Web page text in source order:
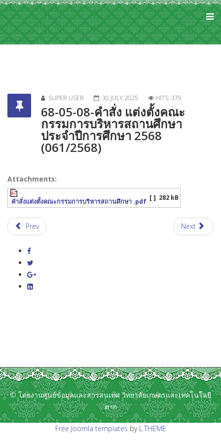
SUPER USER 30 JULY 2025 HITS: 379
68-05-08-คำสั่ง แต่งตั้งคณะ
กรรมการบริหารสถานศึกษา
ประจำปีการศึกษา 2568
(061/2568)
Attachments:
คำสั่งแต่งตั้งคณะกรรมการบริหารสถานศึกษา .pdf [ ] 282 kB
Prev Next
© โดยงานศูนย์ข้อมูลและสารสนเทศ วิทยาลัยเกษตรและเทคโนโลยี
ตาก
Free Joomla templates by L.THEME